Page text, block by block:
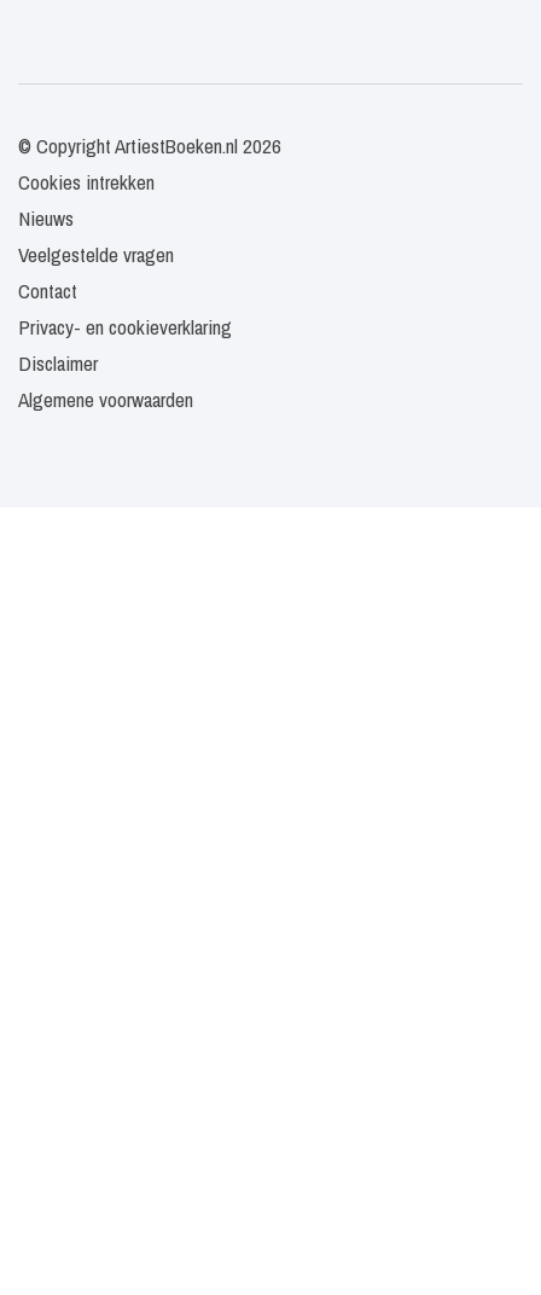
© Copyright ArtiestBoeken.nl 2026
Cookies intrekken
Nieuws
Veelgestelde vragen
Contact
Privacy- en cookieverklaring
Disclaimer
Algemene voorwaarden